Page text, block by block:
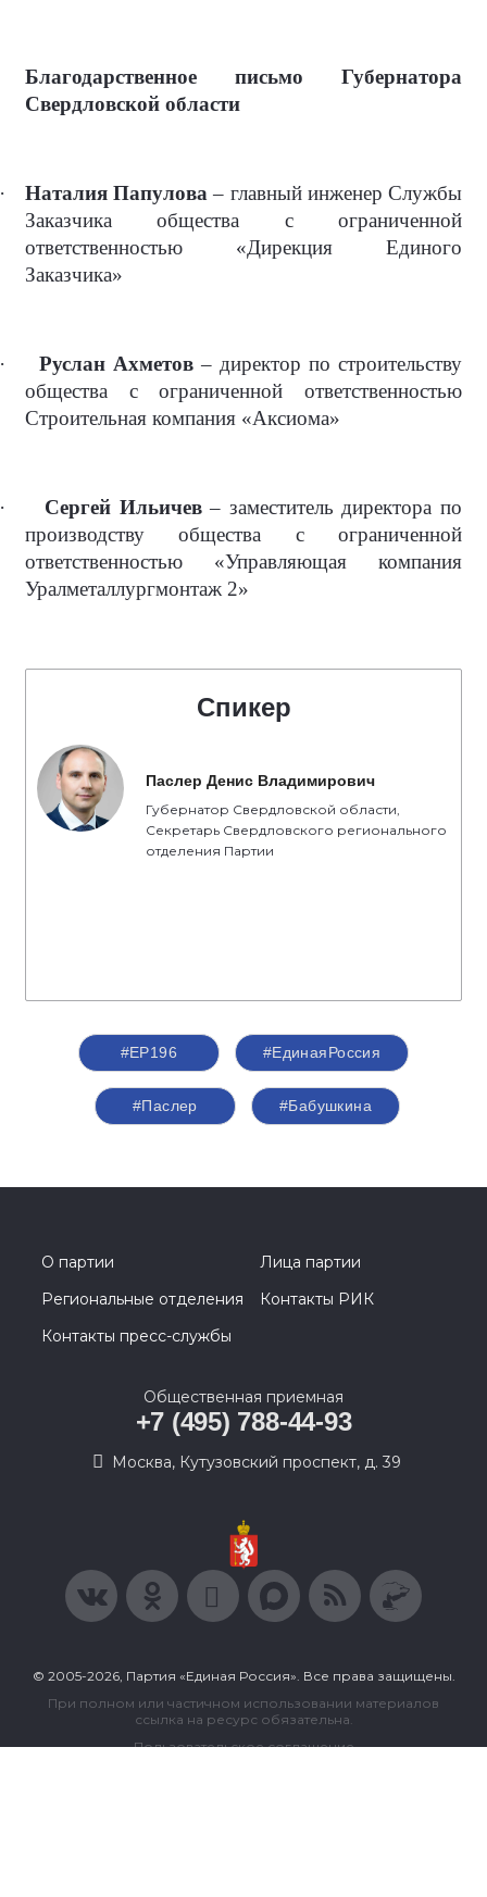
Благодарственное письмо Губернатора
Свердловской области
· Наталия Папулова – главный инженер Службы
Заказчика общества с ограниченной
ответственностью «Дирекция Единого
Заказчика»
· Руслан Ахметов – директор по строительству
общества с ограниченной ответственностью
Строительная компания «Аксиома»
· Сергей Ильичев– заместитель директора по
производству общества с ограниченной
ответственностью «Управляющая компания
Уралметаллургмонтаж 2»
Спикер
Паслер Денис Владимирович
Губернатор Свердловской области,
Секретарь Свердловского регионального
отделения Партии
#ЕР196 #ЕдинаяРоссия
#Паслер #Бабушкина
О партии
Лица партии
Региональные отделения
Контакты РИК
Контакты пресс-службы
Общественная приемная
+7 (495) 788-44-93
Москва, Кутузовский проспект, д. 39
© 2005-2026, Партия «Единая Россия». Все права защищены.
При полном или частичном использовании материалов
ссылка на ресурс обязательна.
Пользовательское соглашение